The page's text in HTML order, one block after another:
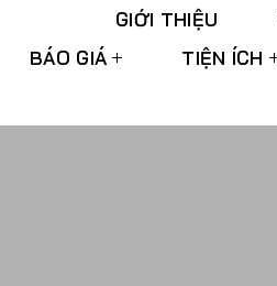
GIỚI THIỆU
BÁO GIÁ
TIỆN ÍCH